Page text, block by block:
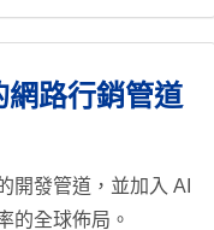
網路行銷管道
開發管道，並加入 AI
的全球佈局。